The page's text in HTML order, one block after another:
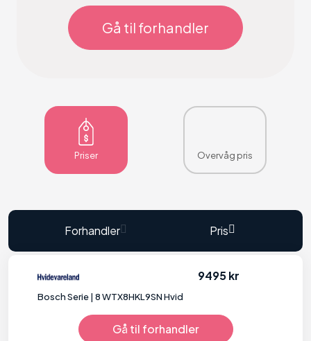
Gå til forhandler
Priser Overvåg pris
Forhandler Pris
Bosch Serie | 8 WTX8HKL9SN Hvid
9495 kr
Gå til forhandler